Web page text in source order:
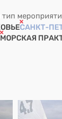
САНКТ-
МОРСКАЯ